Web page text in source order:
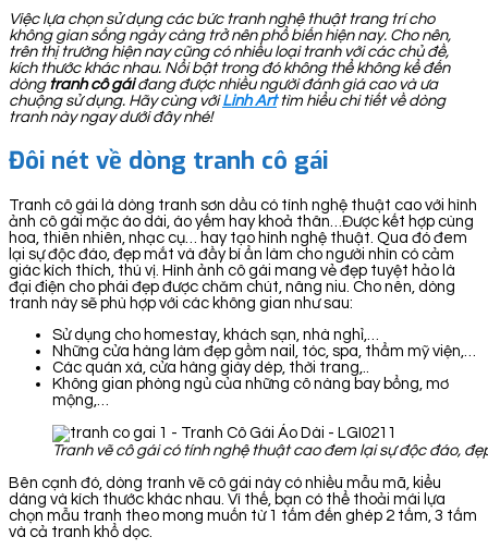
Việc lựa chọn sử dụng các bức tranh nghệ thuật trang trí cho
không gian sống ngày càng trở nên phổ biến hiện nay. Cho nên,
trên thị trường hiện nay cũng có nhiều loại tranh với các chủ đề,
kích thước khác nhau. Nổi bật trong đó không thể không kể đến
dòng tranh cô gáiđang được nhiều người đánh giá cao và ưa
chuộng sử dụng. Hãy cùng với Linh Art tìm hiểu chi tiết về dòng
tranh này ngay dưới đây nhé!
Đôi nét về dòng tranh cô gái
Tranh cô gái là dòng tranh sơn dầu có tính nghệ thuật cao với hình
ảnh cô gái mặc áo dài, áo yếm hay khoả thân…Được kết hợp cùng
hoa, thiên nhiên, nhạc cụ… hay tạo hình nghệ thuật. Qua đó đem
lại sự độc đáo, đẹp mắt và đầy bí ẩn làm cho người nhìn có cảm
giác kích thích, thú vị. Hình ảnh cô gái mang vẻ đẹp tuyệt hảo là
đại điện cho phái đẹp được chăm chút, nâng niu. Cho nên, dòng
tranh này sẽ phù hợp với các không gian như sau:
Sử dụng cho homestay, khách sạn, nhà nghỉ,…
Những cửa hàng làm đẹp gồm nail, tóc, spa, thẩm mỹ viện,…
Các quán xá, cửa hàng giày dép, thời trang,..
Không gian phòng ngủ của những cô nàng bay bổng, mơ
mộng,…
Tranh vẽ cô gái có tính nghệ thuật cao đem lại sự độc đáo,
Bên cạnh đó, dòng tranh vẽ cô gái này có nhiều mẫu mã, kiểu
dáng và kích thước khác nhau. Vì thế, bạn có thể thoải mái lựa
chọn mẫu tranh theo mong muốn từ 1 tấm đến ghép 2 tấm, 3 tấm
và cả tranh khổ dọc.